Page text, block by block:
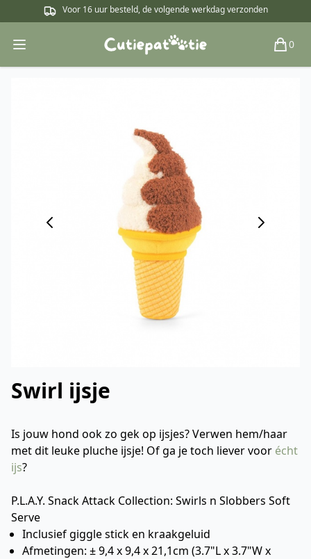
Voor 16 uur besteld, de volgende werkdag verzonden
Open main menu 0
Swirl ijsje
Is jouw hond ook zo gek op ijsjes? Verwen hem/haar
met dit leuke pluche ijsje! Of ga je toch liever voor écht
ijs?
P.L.A.Y. Snack Attack Collection: Swirls n Slobbers Soft
Serve
Inclusief giggle stick en kraakgeluid
Afmetingen: ± 9,4 x 9,4 x 21,1cm (3.7"L x 3.7"W x